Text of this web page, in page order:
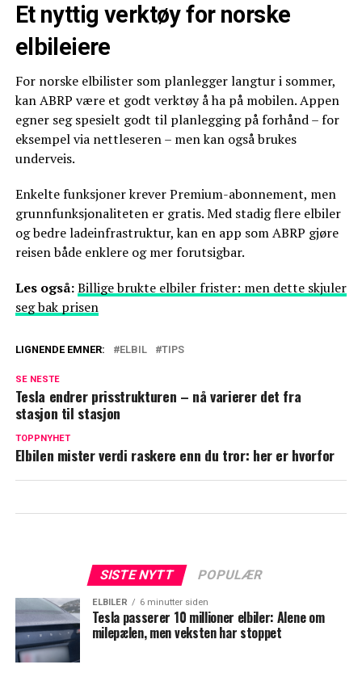
Et nyttig verktøy for norske
elbileiere
For norske elbilister som planlegger langtur i sommer,
kan ABRP være et godt verktøy å ha på mobilen. Appen
egner seg spesielt godt til planlegging på forhånd – for
eksempel via nettleseren – men kan også brukes
underveis.
Enkelte funksjoner krever Premium-abonnement, men
grunnfunksjonaliteten er gratis. Med stadig flere elbiler
og bedre ladeinfrastruktur, kan en app som ABRP gjøre
reisen både enklere og mer forutsigbar.
Les også:Billige brukte elbiler frister: men dette skjuler
seg bak prisen
LIGNENDE EMNER: ELBIL TIPS
SE NESTE
Tesla endrer prisstrukturen – nå varierer det fra
stasjon til stasjon
TOPPNYHET
Elbilen mister verdi raskere enn du tror: her er hvorfor
SISTE NYTT POPULÆR
ELBILER 6 minutter siden
Tesla passerer 10 millioner elbiler: Alene om
milepælen, men veksten har stoppet